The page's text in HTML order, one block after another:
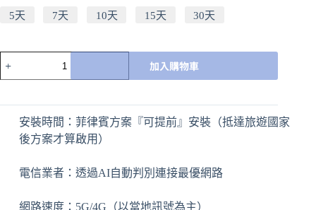
5天 7天 10天 15天 30天
加入購物車
安裝時間：菲律賓方案『可提前』安裝（抵達旅遊國家
後方案才算啟用）
電信業者：透過AI自動判別連接最優網路
網路速度：5G/4G（以當地訊號為主）